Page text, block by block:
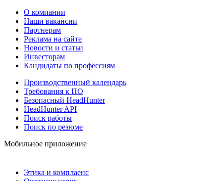
О компании
Наши вакансии
Партнерам
Реклама на сайте
Новости и статьи
Инвесторам
Кандидаты по профессиям
Производственный календарь
Требования к ПО
Безопасный HeadHunter
HeadHunter API
Поиск работы
Поиск по резюме
Мобильное приложение
Этика и комплаенс